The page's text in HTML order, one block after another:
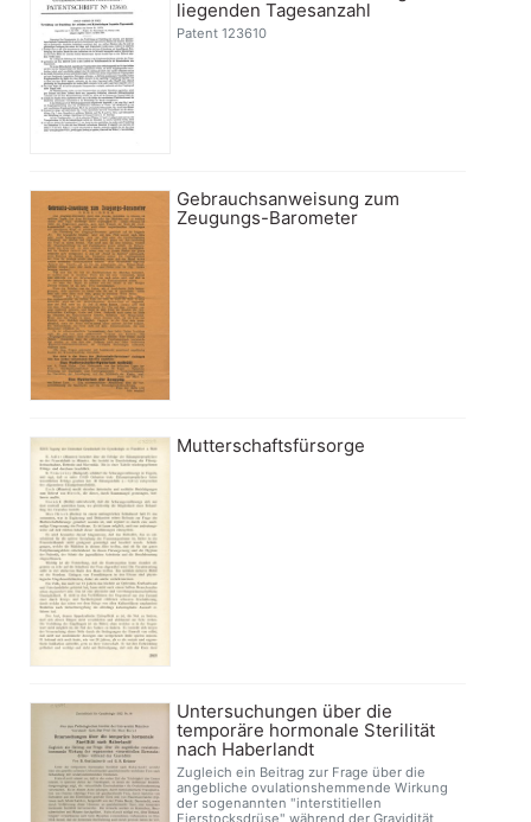
liegenden Tagesanzahl
Patent 123610
Gebrauchsanweisung zum
Zeugungs-Barometer
Mutterschaftsfürsorge
Untersuchungen über die
temporäre hormonale Sterilität
nach Haberlandt
Zugleich ein Beitrag zur Frage über die
angebliche ovulationshemmende Wirkung
der sogenannten "interstitiellen